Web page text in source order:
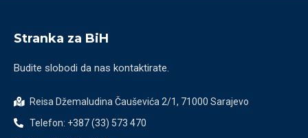
Stranka za BiH
Budite slobodi da nas kontaktirate.
Reisa Džemaludina Čauševića 2/1, 71000 Sarajevo
Telefon: +387 (33) 573 470